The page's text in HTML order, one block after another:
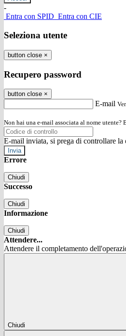
-
Entra con SPID Entra con CIE
Seleziona utente
button close ×
Recupero password
button close ×
E-mail
Non hai una e-mail associata al nome utente?
E-mail inviata, si prega di controllare la
Errore
Chiudi
Successo
Chiudi
Informazione
Chiudi
Attendere...
Attendere il completamento
Chiudi